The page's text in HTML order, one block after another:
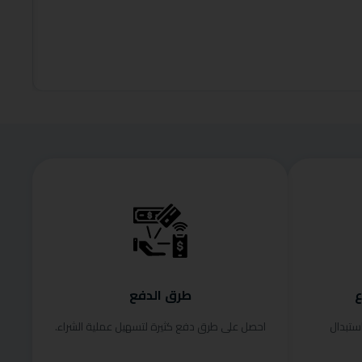
طرق الدفع
احصل على طرق دفع كثيرة لتسهيل عملية الشراء.